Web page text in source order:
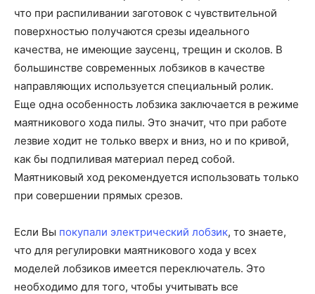
что при распиливании заготовок с чувствительной
поверхностью получаются срезы идеального
качества, не имеющие заусенц, трещин и сколов. В
большинстве современных лобзиков в качестве
направляющих используется специальный ролик.
Еще одна особенность лобзика заключается в режиме
маятникового хода пилы. Это значит, что при работе
лезвие ходит не только вверх и вниз, но и по кривой,
как бы подпиливая материал перед собой.
Маятниковый ход рекомендуется использовать только
при совершении прямых срезов.
Если Вы покупали электрический лобзик, то знаете,
что для регулировки маятникового хода у всех
моделей лобзиков имеется переключатель. Это
необходимо для того, чтобы учитывать все